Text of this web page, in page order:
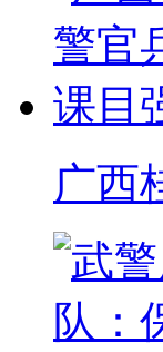
广西